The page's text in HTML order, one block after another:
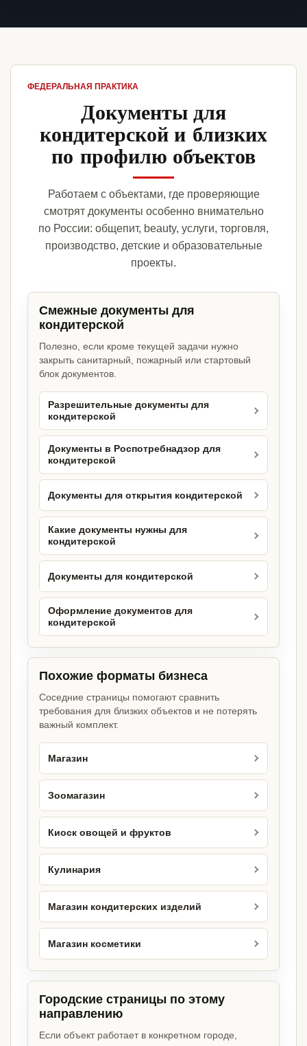
ФЕДЕРАЛЬНАЯ ПРАКТИКА
Документы для
кондитерской и близких
по профилю объектов
Работаем с объектами, где проверяющие
смотрят документы особенно внимательно
по России: общепит, beauty, услуги, торговля,
производство, детские и образовательные
проекты.
Смежные документы для
кондитерской
Полезно, если кроме текущей задачи нужно
закрыть санитарный, пожарный или стартовый
блок документов.
Разрешительные документы для
кондитерской
Документы в Роспотребнадзор для
кондитерской
Документы для открытия кондитерской
Какие документы нужны для
кондитерской
Документы для кондитерской
Оформление документов для
кондитерской
Похожие форматы бизнеса
Соседние страницы помогают сравнить
требования для близких объектов и не потерять
важный комплект.
Магазин
Зоомагазин
Киоск овощей и фруктов
Кулинария
Магазин кондитерских изделий
Магазин косметики
Городские страницы по этому
направлению
Если объект работает в конкретном городе,